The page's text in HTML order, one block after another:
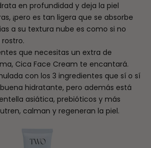
en profundidad y deja la piel
¡pero es tan ligera que se absorbe
a su textura nube es como si no
que necesitas un extra de
Cica Face Cream te encantará.
con los 3 ingredientes que sí o sí
hidratante, pero además está
asiática, prebióticos y más
calman y regeneran la piel.